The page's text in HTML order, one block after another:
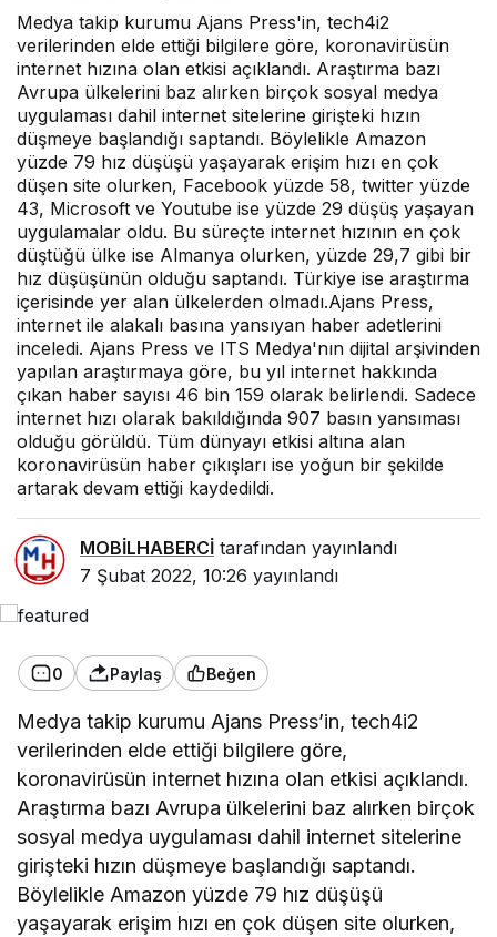
Medya takip kurumu Ajans Press'in, tech4i2
verilerinden elde ettiği bilgilere göre, koronavirüsün
internet hızına olan etkisi açıklandı. Araştırma bazı
Avrupa ülkelerini baz alırken birçok sosyal medya
uygulaması dahil internet sitelerine girişteki hızın
düşmeye başlandığı saptandı. Böylelikle Amazon
yüzde 79 hız düşüşü yaşayarak erişim hızı en çok
düşen site olurken, Facebook yüzde 58, twitter yüzde
43, Microsoft ve Youtube ise yüzde 29 düşüş yaşayan
uygulamalar oldu. Bu süreçte internet hızının en çok
düştüğü ülke ise Almanya olurken, yüzde 29,7 gibi bir
hız düşüşünün olduğu saptandı. Türkiye ise araştırma
içerisinde yer alan ülkelerden olmadı.Ajans Press,
internet ile alakalı basına yansıyan haber adetlerini
inceledi. Ajans Press ve ITS Medya'nın dijital arşivinden
yapılan araştırmaya göre, bu yıl internet hakkında
çıkan haber sayısı 46 bin 159 olarak belirlendi. Sadece
internet hızı olarak bakıldığında 907 basın yansıması
olduğu görüldü. Tüm dünyayı etkisi altına alan
koronavirüsün haber çıkışları ise yoğun bir şekilde
artarak devam ettiği kaydedildi.
MOBİLHABERCİ tarafından yayınlandı
7 Şubat 2022, 10:26 yayınlandı
0 Paylaş Beğen
Medya takip kurumu Ajans Press’in, tech4i2
verilerinden elde ettiği bilgilere göre,
koronavirüsün internet hızına olan etkisi açıklandı.
Araştırma bazı Avrupa ülkelerini baz alırken birçok
sosyal medya uygulaması dahil internet sitelerine
girişteki hızın düşmeye başlandığı saptandı.
Böylelikle Amazon yüzde 79 hız düşüşü
yaşayarak erişim hızı en çok düşen site olurken,